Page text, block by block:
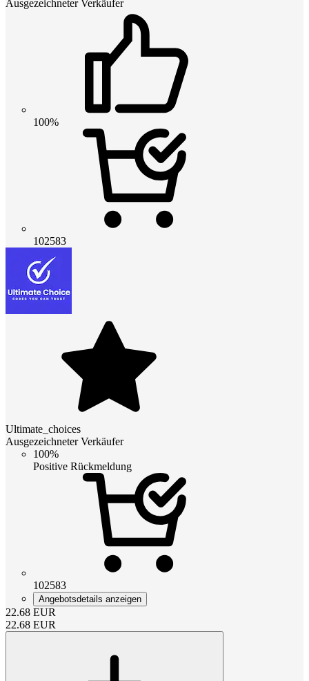
Ausgezeichneter Verkäufer
100%
102583
Ultimate_choices
Ausgezeichneter Verkäufer
100%
Positive Rückmeldung
102583
Angebotsdetails anzeigen
22.68 EUR
22.68 EUR